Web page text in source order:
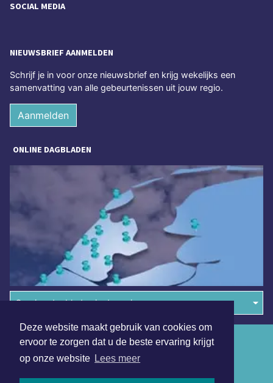
Deze website maakt gebruik van cookies om
ervoor te zorgen dat u de beste ervaring krijgt
op onze website Lees meer
SOCIAL MEDIA
NIEUWSBRIEF AANMELDEN
Schrijf je in voor onze nieuwsbrief en krijg wekelijks een
samenvatting van alle gebeurtenissen uit jouw regio.
Aanmelden
ONLINE DAGBLADEN
Overige dagbladen in de regio
Algemene voorwaarden
Disclaimer